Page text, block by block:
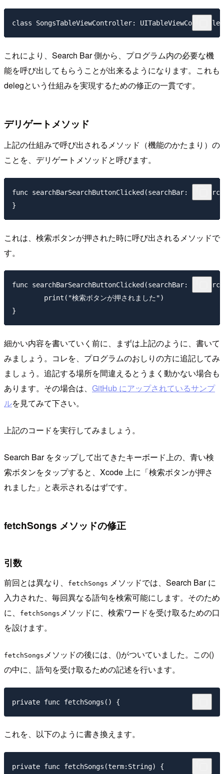
class SongsTableViewController:
これにより、Search Bar 側から、プログラム内の必要な機
能を呼び出してもらうことが出来るようになります。これも
delegという仕組みを実現するための修正の一貫です。
デリゲートメソッド
上記の仕組みで呼び出されるメソッド（機能のかたまり）の
ことを、デリゲートメソッドと呼びます。
func searchBarSearchButtonClicked(searchBar:
これは、検索ボタンが押された時に呼び出されるメソッドで
す。
func searchBarSearchButtonClicked(searchBar:
細かい内容を書いていく前に、まずは上記のように、書いて
みましょう。コレを、プログラムのおしりの方に追記してみ
ましょう。追記する場所を間違えるとうまく動かない場合も
あります。その場合は、 GitHub にアップされているサンプ
ルを見てみて下さい。
上記のコードを実行してみましょう。
Search Bar をタップして出てきたキーボード上の、青い検
索ボタンをタップすると、Xcode 上に「検索ボタンが押さ
れました」と表示されるはずです。
fetchSongs メソッドの修正
引数
前回とは異なり、 fetchSongs メソッドでは、Search Bar に
入力された、毎回異なる語句を検索可能にします。そのため
に、
fetchSongs メソッドに、検索ワードを受け取るための口
を設けます。
fetchSongs メソッドの後には、()がついていました。この()
の中に、語句を受け取るための記述を行います。
これを、以下のように書き換えます。